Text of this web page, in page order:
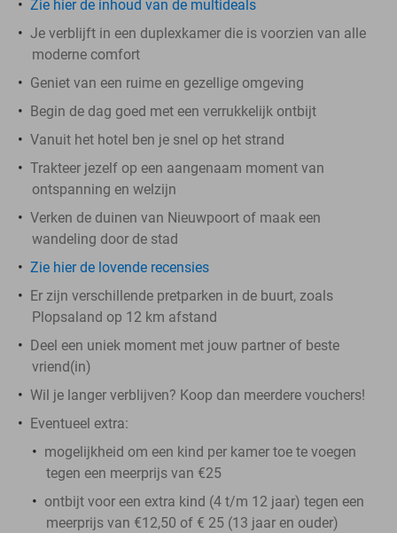
Zie hier de inhoud van de multideals
Je verblijft in een duplexkamer die is voorzien van alle
moderne comfort
Geniet van een ruime en gezellige omgeving
Begin de dag goed met een verrukkelijk ontbijt
Vanuit het hotel ben je snel op het strand
Trakteer jezelf op een aangenaam moment van
ontspanning en welzijn
Verken de duinen van Nieuwpoort of maak een
wandeling door de stad
Zie hier de lovende recensies
Er zijn verschillende pretparken in de buurt, zoals
Plopsaland op 12 km afstand
Deel een uniek moment met jouw partner of beste
vriend(in)
Wil je langer verblijven? Koop dan meerdere vouchers!
Eventueel extra:
mogelijkheid om een kind per kamer toe te voegen
tegen een meerprijs van €25
ontbijt voor een extra kind (4 t/m 12 jaar) tegen een
meerprijs van €12,50 of € 25 (13 jaar en ouder)